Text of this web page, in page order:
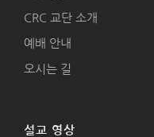
CRC 교단 소개
예배 안내
오시는 길
설교 영상